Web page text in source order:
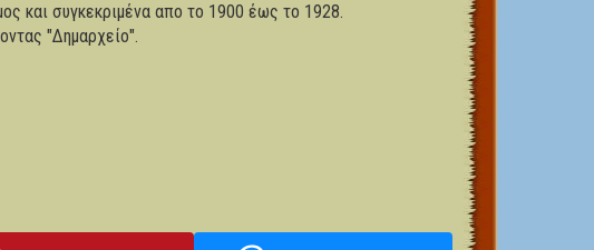
και συγκεκριμένα απο το 1900 έως το 1928.
"Δημαρχείο".